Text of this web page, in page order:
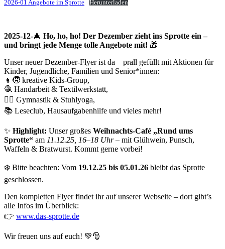
2026-01 Angebote im Sprotte Herunterladen
2025-12-🎄 Ho, ho, ho! Der Dezember zieht ins Sprotte ein –
und bringt jede Menge tolle Angebote mit! 🎁
Unser neuer Dezember-Flyer ist da – prall gefüllt mit Aktionen für
Kinder, Jugendliche, Familien und Senior*innen:
👧🧒 kreative Kids-Group,
🧶 Handarbeit & Textilwerkstatt,
🤸‍♀️ Gymnastik & Stuhlyoga,
📚 Leseclub, Hausaufgabenhilfe und vieles mehr!
✨ Highlight: Unser großes Weihnachts-Café „Rund ums
Sprotte“ am 11.12.25, 16–18 Uhr– mit Glühwein, Punsch,
Waffeln & Bratwurst. Kommt gerne vorbei!
❄️ Bitte beachten: Vom 19.12.25 bis 05.01.26 bleibt das Sprotte
geschlossen.
Den kompletten Flyer findet ihr auf unserer Webseite – dort gibt’s
alle Infos im Überblick:
👉 www.das-sprotte.de
Wir freuen uns auf euch! 💚🎅